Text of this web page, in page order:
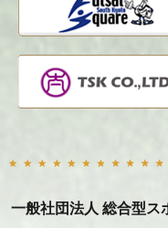
一般社団法人 総合型ス